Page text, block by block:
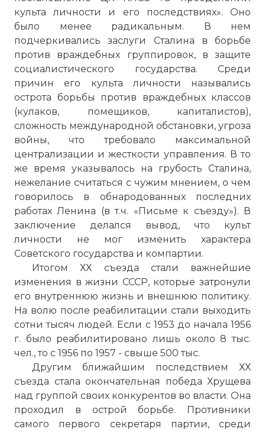
культа личности и его последствиях». Оно
было менее радикальным. В нем
подчеркивались заслуги Сталина в борьбе
против враждебных группировок, в защите
социалистического государства. Среди
причин его культа личности назывались
острота борьбы против враждебных классов
(кулаков, помещиков, капиталистов),
сложность международной обстановки, угроза
войны, что требовало максимальной
централизации и жесткости управления. В то
же время указывалось на грубость Сталина,
нежелание считаться с чужим мнением, о чем
говорилось в обнародованных последних
работах Ленина (в т.ч. «Письме к съезду»). В
заключение делался вывод, что культ
личности не мог изменить характера
Советского государства и компартии.
Итогом ХХ съезда стали важнейшие
изменения в жизни СССР, которые затронули
его внутреннюю жизнь и внешнюю политику.
На волю после реабилитации стали выходить
сотни тысяч людей. Если с 1953 до начала 1956
г. было реабилитировано лишь около 8 тыс.
чел., то с 1956 по 1957 - свыше 500 тыс.
Другим ближайшим последствием ХХ
съезда стала окончательная победа Хрущева
над группой своих конкурентов во власти. Она
проходил в острой борьбе. Противники
самого первого секретаря партии, среди